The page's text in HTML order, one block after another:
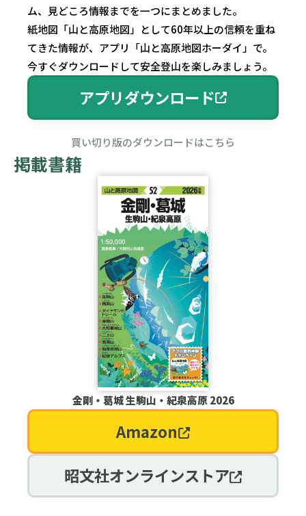
ム、見どころ情報までを一つにまとめました。
紙地図「山と高原地図」として60年以上の信頼を重ね
てきた情報が、アプリ「山と高原地図ホーダイ」で。
今すぐダウンロードして安全登山を楽しみましょう。
アプリダウンロード
買い切り版のダウンロードはこちら
掲載書籍
金剛・葛城 生駒山・紀泉高原 2026
Amazon
昭文社オンラインストア